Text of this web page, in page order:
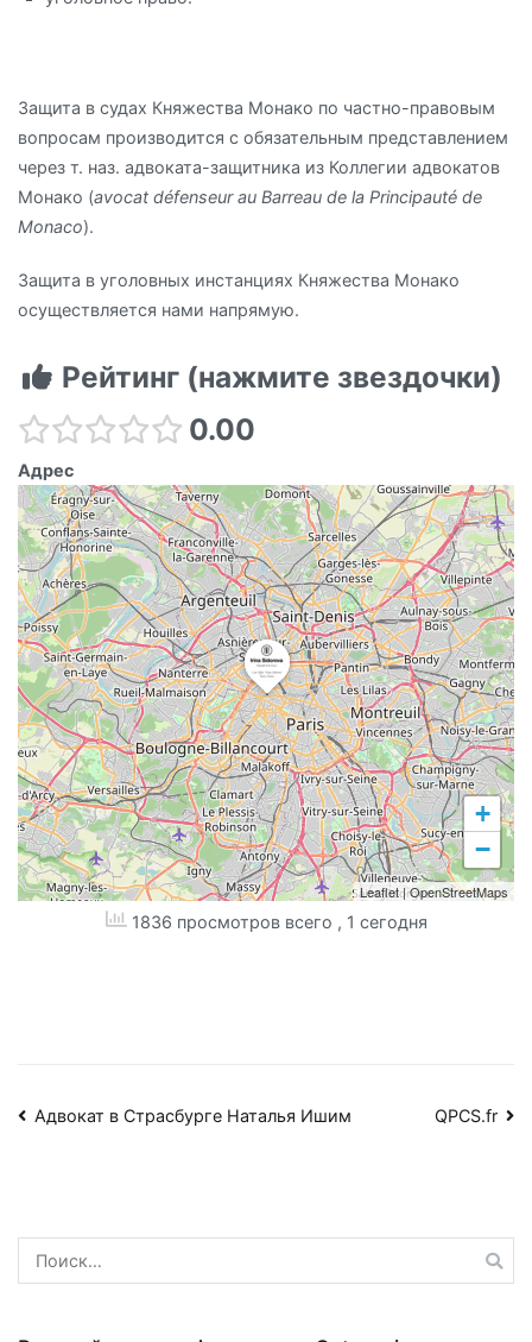
Защита в судах Княжества Монако по частно-правовым
вопросам производится с обязательным представлением
через т. наз. адвоката-защитника из Коллегии адвокатов
Монако (avocat défenseur au Barreau de la Principauté de
Monaco).
Защита в уголовных инстанциях Княжества Монако
осуществляется нами напрямую.
Рейтинг (нажмите звездочки)
0.00
Адрес
+
−
Leaflet|OpenStreetMaps
1836 просмотров всего , 1 сегодня
Навигация
Адвокат в Страсбурге Наталья Ишим QPCS.fr
Найти: